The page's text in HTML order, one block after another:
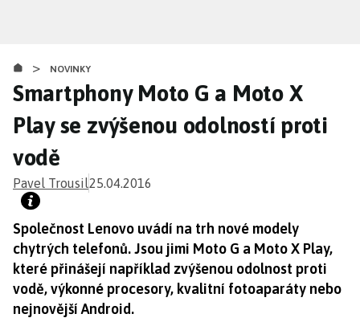
obsahu
> NOVINKY
Smartphony Moto G a Moto X
Play se zvýšenou odolností proti
vodě
Pavel Trousil25.04.2016
Společnost Lenovo uvádí na trh nové modely
chytrých telefonů. Jsou jimi Moto G a Moto X Play,
které přinášejí například zvýšenou odolnost proti
vodě, výkonné procesory, kvalitní fotoaparáty nebo
nejnovější Android.